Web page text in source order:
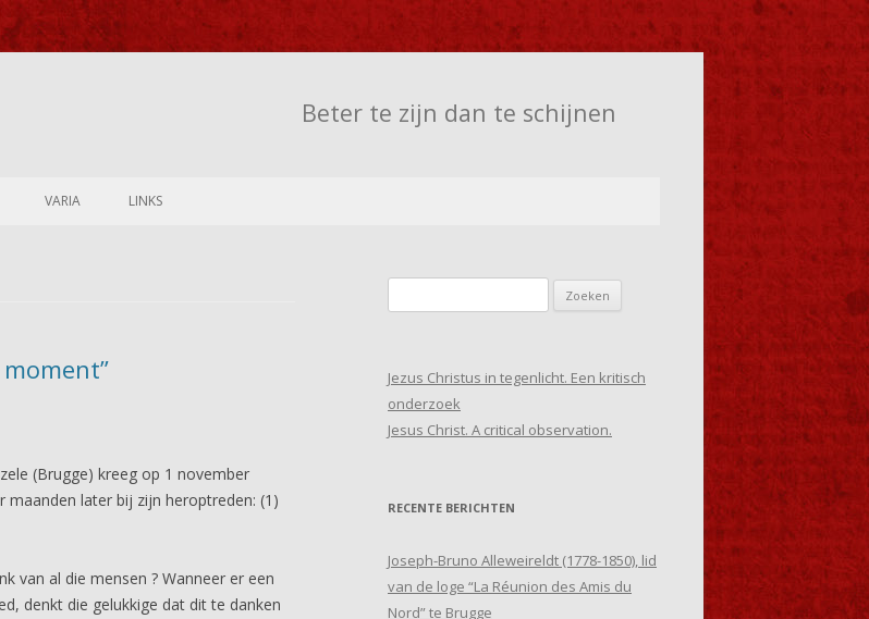
Beter te zijn dan te schijnen
VARIA LINKS
(Brugge) kreeg op 1 november
maanden later bij zijn heroptreden: (1)
van al die mensen ? Wanneer er een
denkt die gelukkige dat dit te danken
naar:
Jezus Christus in tegenlicht. Een kritisch
onderzoek
Jesus Christ. A critical observation.
RECENTE BERICHTEN
Joseph-Bruno Alleweireldt (1778-1850), lid
van de loge “La Réunion des Amis du
Nord” te Brugge